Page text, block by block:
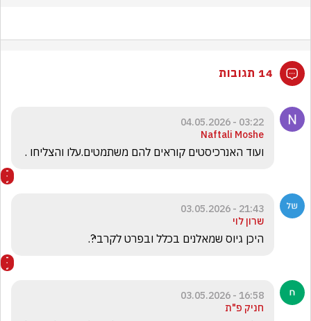
14 תגובות
03:22 - 04.05.2026
Naftali Moshe
ועוד האנרכיסטים קוראים להם משתמטים.עלו והצליחו .
21:43 - 03.05.2026
שרון לוי
היכן גיוס שמאלנים בכלל ובפרט לקרבי?.
16:58 - 03.05.2026
חניק פ"ת